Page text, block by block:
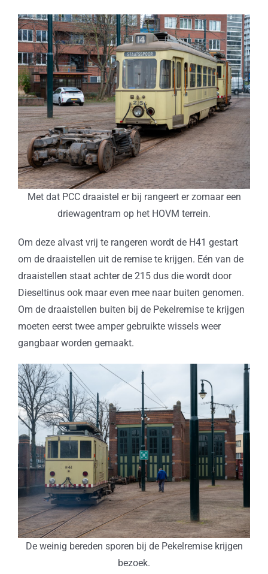
Met dat PCC draaistel er bij rangeert er zomaar een
driewagentram op het HOVM terrein.
Om deze alvast vrij te rangeren wordt de H41 gestart
om de draaistellen uit de remise te krijgen. Eén van de
draaistellen staat achter de 215 dus die wordt door
Dieseltinus ook maar even mee naar buiten genomen.
Om de draaistellen buiten bij de Pekelremise te krijgen
moeten eerst twee amper gebruikte wissels weer
gangbaar worden gemaakt.
De weinig bereden sporen bij de Pekelremise krijgen
bezoek.